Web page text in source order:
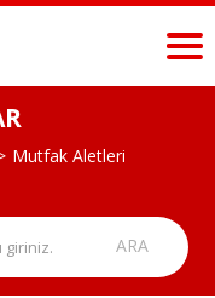
Mutfak Aletleri